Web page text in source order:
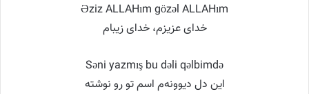
Əziz ALLAHım gözəl ALLAHım
خدای عزیزم، خدای زیبام
Səni yazmış bu dəli qəlbimdə
این دل دیوونه‌م اسم تو رو نوشته